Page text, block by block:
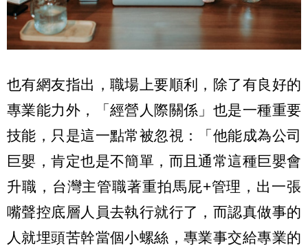
也有網友指出，職場上要順利，除了有良好的
專業能力外，「經營人際關係」也是一種重要
技能，只是這一點常被忽視：「他能成為公司
巨嬰，肯定也是不簡單，而且通常這種巨嬰會
升職，台灣主管職著重拍馬屁+管理，出一張
嘴聲控底層人員去執行就行了，而認真做事的
人就埋頭苦幹當個小螺絲，專業事交給專業的